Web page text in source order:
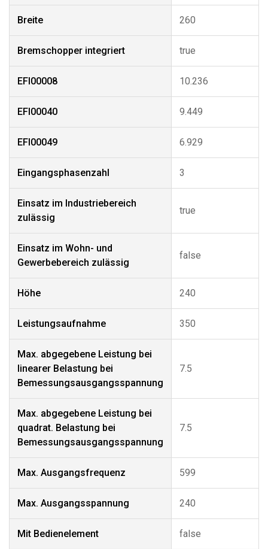
Breite 260
Bremschopper integriert true
EFI00008 10.236
EFI00040 9.449
EFI00049 6.929
Eingangsphasenzahl 3
Einsatz im Industriebereich
zulässig
true
Einsatz im Wohn- und
Gewerbebereich zulässig
false
Höhe 240
Leistungsaufnahme 350
Max. abgegebene Leistung bei
linearer Belastung bei
Bemessungsausgangsspannung
7.5
Max. abgegebene Leistung bei
quadrat. Belastung bei
Bemessungsausgangsspannung
7.5
Max. Ausgangsfrequenz 599
Max. Ausgangsspannung 240
Mit Bedienelement false